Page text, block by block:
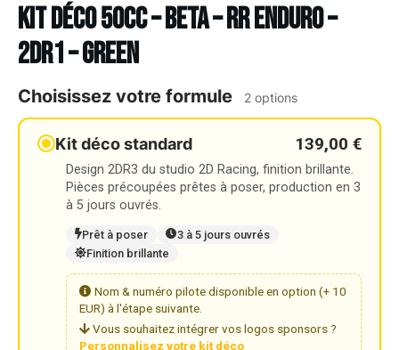
Kit déco 50cc – BETA – RR ENDURO –
2DR1 – GREEN
Choisissez votre formule 2 options
Kit déco standard 139,00 €
Design 2DR3 du studio 2D Racing, finition brillante.
Pièces précoupées prêtes à poser, production en 3
à 5 jours ouvrés.
Prêt à poser
3 à 5 jours ouvrés
Finition brillante
Nom & numéro pilote disponible en option (+ 10
EUR) à l'étape suivante.
Vous souhaitez intégrer vos logos sponsors ?
Personnalisez votre kit déco